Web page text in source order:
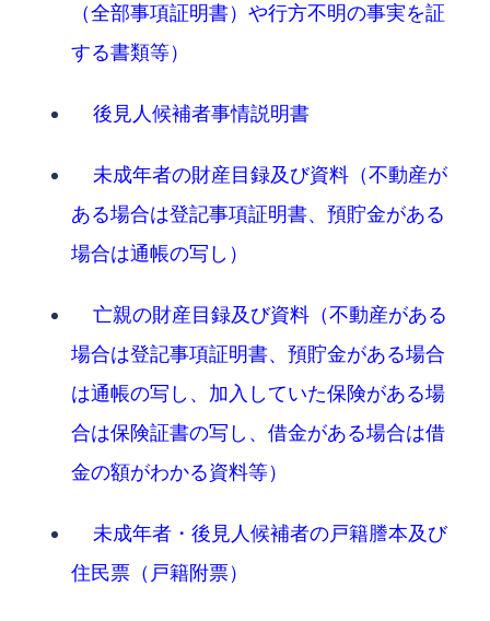
（全部事項証明書）や行方不明の事実を証
する書類等）
後見人候補者事情説明書
未成年者の財産目録及び資料（不動産が
ある場合は登記事項証明書、預貯金がある
場合は通帳の写し）
亡親の財産目録及び資料（不動産がある
場合は登記事項証明書、預貯金がある場合
は通帳の写し、加入していた保険がある場
合は保険証書の写し、借金がある場合は借
金の額がわかる資料等）
未成年者・後見人候補者の戸籍謄本及び
住民票（戸籍附票）